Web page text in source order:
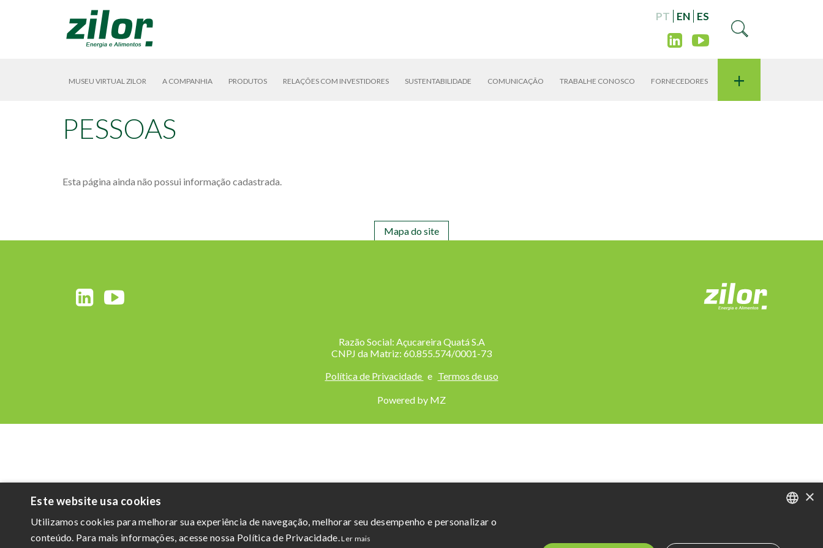
PT EN ES
MUSEU VIRTUAL ZILOR A COMPANHIA PRODUTOS RELAÇÕES COM INVESTIDORES SUSTENTABILIDADE COMUNICAÇÃO TRABALHE CONOSCO FORNECEDORES +
PESSOAS
Esta página ainda não possui informação cadastrada.
Mapa do site
Razão Social: Açucareira Quatá S.A
CNPJ da Matriz: 60.855.574/0001-73
Política de Privacidade e Termos de uso
Powered by MZ
×
Este website usa cookies
Utilizamos cookies para melhorar sua experiência de navegação, melhorar seu desempenho e personalizar o
conteúdo. Para mais informações, acesse nossa Política de Privacidade.Ler mais